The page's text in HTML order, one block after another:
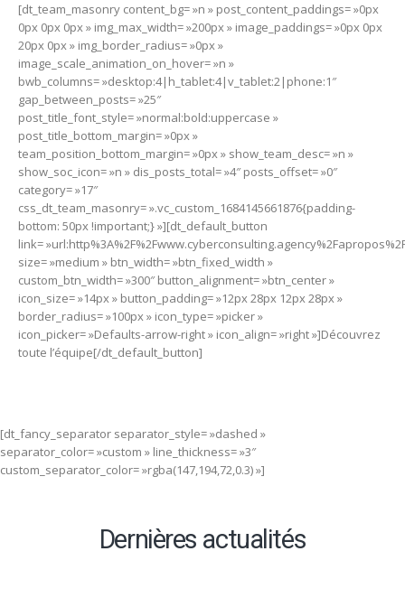
[dt_team_masonry content_bg= »n » post_content_paddings= »0px
0px 0px 0px » img_max_width= »200px » image_paddings= »0px 0px
20px 0px » img_border_radius= »0px »
image_scale_animation_on_hover= »n »
bwb_columns= »desktop:4|h_tablet:4|v_tablet:2|phone:1″
gap_between_posts= »25″
post_title_font_style= »normal:bold:uppercase »
post_title_bottom_margin= »0px »
team_position_bottom_margin= »0px » show_team_desc= »n »
show_soc_icon= »n » dis_posts_total= »4″ posts_offset= »0″
category= »17″
css_dt_team_masonry= ».vc_custom_1684145661876{padding-
bottom: 50px !important;} »][dt_default_button
link=
size= »medium » btn_width= »btn_fixed_width »
custom_btn_width= »300″ button_alignment= »btn_center »
icon_size= »14px » button_padding= »12px 28px 12px 28px »
border_radius= »100px » icon_type= »picker »
icon_picker= »Defaults-arrow-right » icon_align= »right »]Découvrez
toute l’équipe[/dt_default_button]
[dt_fancy_separator separator_style= »dashed »
separator_color= »custom » line_thickness= »3″
custom_separator_color= »rgba(147,194,72,0.3) »]
Dernières actualités